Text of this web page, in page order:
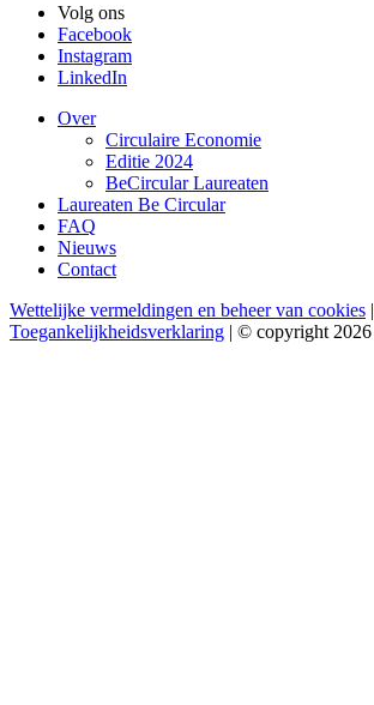
Volg ons
Facebook
Instagram
LinkedIn
Over
Circulaire Economie
Editie 2024
BeCircular Laureaten
Laureaten Be Circular
FAQ
Nieuws
Contact
Wettelijke vermeldingen en beheer van cookies |
Toegankelijkheidsverklaring | © copyright 2026